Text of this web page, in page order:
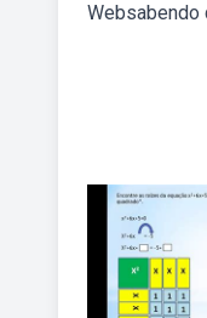
Websabendo